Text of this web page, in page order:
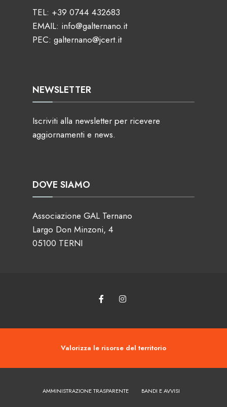
TEL: +39 0744 432683
EMAIL: info@galternano.it
PEC: galternano@jcert.it
NEWSLETTER
Iscriviti alla newsletter per ricevere
aggiornamenti e news.
DOVE SIAMO
Associazione GAL Ternano
Largo Don Minzoni, 4
05100 TERNI
Valorizza le risorse del territorio
AMMINISTRAZIONE TRASPARENTE BANDI E AVVISI